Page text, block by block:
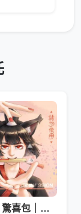
非商用｜驚喜包｜等比繪製｜半身